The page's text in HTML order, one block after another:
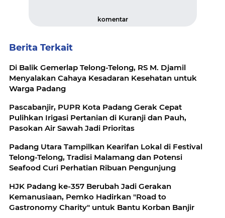
komentar
Berita Terkait
Di Balik Gemerlap Telong-Telong, RS M. Djamil
Menyalakan Cahaya Kesadaran Kesehatan untuk
Warga Padang
Pascabanjir, PUPR Kota Padang Gerak Cepat
Pulihkan Irigasi Pertanian di Kuranji dan Pauh,
Pasokan Air Sawah Jadi Prioritas
Padang Utara Tampilkan Kearifan Lokal di Festival
Telong-Telong, Tradisi Malamang dan Potensi
Seafood Curi Perhatian Ribuan Pengunjung
HJK Padang ke-357 Berubah Jadi Gerakan
Kemanusiaan, Pemko Hadirkan "Road to
Gastronomy Charity" untuk Bantu Korban Banjir